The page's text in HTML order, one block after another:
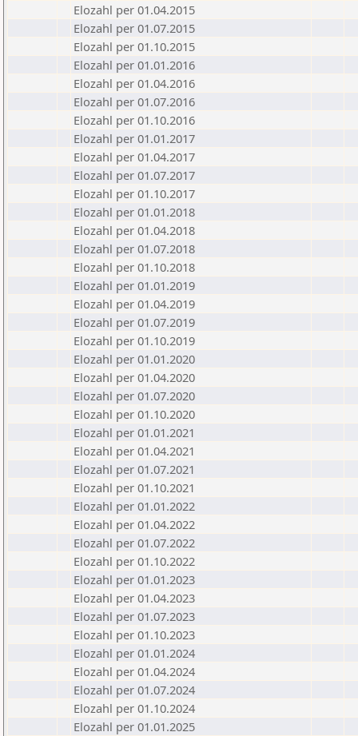
Elozahl per 01.04.2015
Elozahl per 01.07.2015
Elozahl per 01.10.2015
Elozahl per 01.01.2016
Elozahl per 01.04.2016
Elozahl per 01.07.2016
Elozahl per 01.10.2016
Elozahl per 01.01.2017
Elozahl per 01.04.2017
Elozahl per 01.07.2017
Elozahl per 01.10.2017
Elozahl per 01.01.2018
Elozahl per 01.04.2018
Elozahl per 01.07.2018
Elozahl per 01.10.2018
Elozahl per 01.01.2019
Elozahl per 01.04.2019
Elozahl per 01.07.2019
Elozahl per 01.10.2019
Elozahl per 01.01.2020
Elozahl per 01.04.2020
Elozahl per 01.07.2020
Elozahl per 01.10.2020
Elozahl per 01.01.2021
Elozahl per 01.04.2021
Elozahl per 01.07.2021
Elozahl per 01.10.2021
Elozahl per 01.01.2022
Elozahl per 01.04.2022
Elozahl per 01.07.2022
Elozahl per 01.10.2022
Elozahl per 01.01.2023
Elozahl per 01.04.2023
Elozahl per 01.07.2023
Elozahl per 01.10.2023
Elozahl per 01.01.2024
Elozahl per 01.04.2024
Elozahl per 01.07.2024
Elozahl per 01.10.2024
Elozahl per 01.01.2025